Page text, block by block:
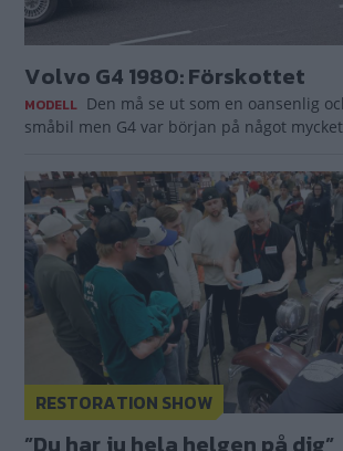
Volvo G4 1980: Förskottet
MODELL Den må se ut som en oansenlig
småbil men G4 var början på något
RESTORATION SHOW
”Du har ju hela helgen på dig”